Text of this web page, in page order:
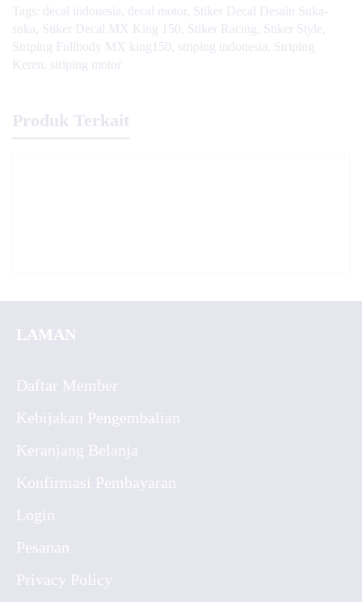
Tags: decal indonesia decal motor
Stiker Decal Desain Suka-
suka
Stiker Decal MX King 150 Stiker Racing Stiker Style
Striping Fullbody MX king150 striping indonesia
Striping
Keren
striping motor
Produk Terkait
LAMAN
Daftar Member
Kebijakan Pengembalian
Keranjang Belanja
Konfirmasi Pembayaran
Login
Pesanan
Privacy Policy